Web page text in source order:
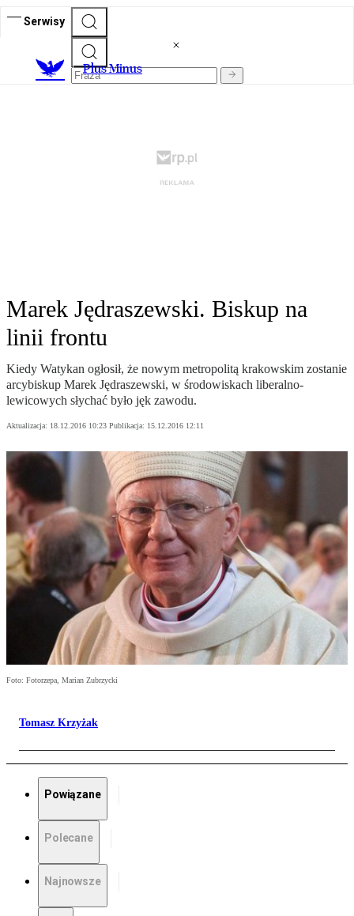
Serwisy
Plus Minus
Marek Jędraszewski. Biskup na
linii frontu
Kiedy Watykan ogłosił, że nowym metropolitą krakowskim zostanie
arcybiskup Marek Jędraszewski, w środowiskach liberalno-
lewicowych słychać było jęk zawodu.
Aktualizacja: 18.12.2016 10:23 Publikacja: 15.12.2016 12:11
Foto: Fotorzepa, Marian Zubrzycki
Tomasz Krzyżak
Powiązane
Polecane
Najnowsze